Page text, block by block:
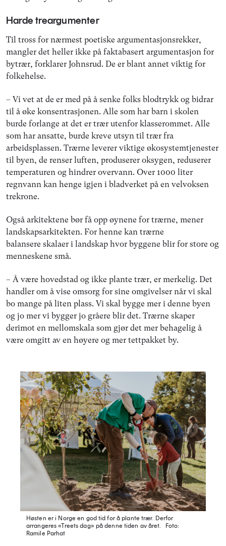
Harde treargumenter
Til tross for nærmest poetiske argumentasjonsrekker,
mangler det heller ikke på faktabasert argumentasjon for
bytrær, forklarer Johnsrud. De er blant annet viktig for
folkehelse.
– Vi vet at de er med på å senke folks blodtrykk og bidrar
til å øke konsentrasjonen. Alle som har barn i skolen
burde forlange at det er trær utenfor klasserommet. Alle
som har ansatte, burde kreve utsyn til trær fra
arbeidsplassen. Trærne leverer viktige økosystemtjenester
til byen, de renser luften, produserer oksygen, reduserer
temperaturen og hindrer overvann. Over 1000 liter
regnvann kan henge igjen i bladverket på en velvoksen
trekrone.
Også arkitektene bør få opp øynene for trærne, mener
landskapsarkitekten. For henne kan trærne
balansere skalaer i landskap hvor byggene blir for store og
menneskene små.
– Å være hovedstad og ikke plante trær, er merkelig. Det
handler om å vise omsorg for sine omgivelser når vi skal
bo mange på liten plass. Vi skal bygge mer i denne byen
og jo mer vi bygger jo gråere blir det. Trærne skaper
derimot en mellomskala som gjør det mer behagelig å
være omgitt av en høyere og mer tettpakket by.
Høsten er i Norge en god tid for å plante trær. Derfor
arrangeres «Treets dag» på denne tiden av året.
Foto:
Ramile Parhat